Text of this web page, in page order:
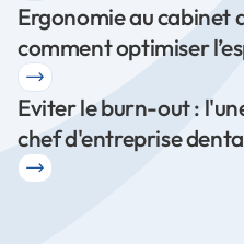
Ergonomie au cabinet
comment optimiser
Eviter le burn-out :
chef d'entreprise